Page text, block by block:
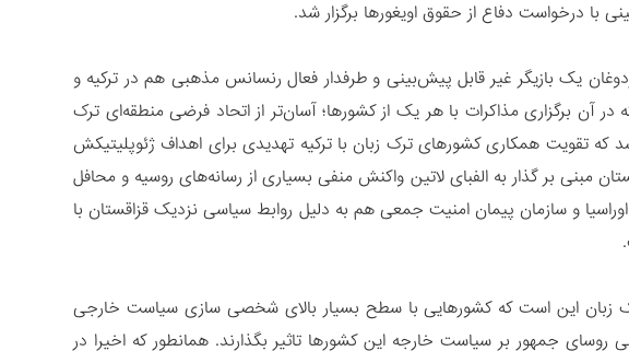
یک بازیگر غیر قابل پیش‌بینی و طرفدار فعال رنسانس مذهبی هم در ترکیه و
آن برگزاری مذاکرات با هر یک از کشورها؛ آسان‌تر از اتحاد فرضی منطقه‌ای ترک
تقویت همکاری کشورهای ترک زبان با ترکیه تهدیدی برای اهداف ژئوپلیتیکش
مبنی بر گذار به الفبای لاتین واکنش منفی بسیاری از رسانه‌های روسیه و محافل
اوراسیا و سازمان پیمان امنیت جمعی هم به دلیل روابط سیاسی نزدیک قزاقستان با
زبان این است که کشورهایی با سطح بسیار بالای شخصی سازی سیاست خارجی
جمهور بر سیاست خارجه این کشورها تاثیر بگذارند. همانطور که اخیرا در